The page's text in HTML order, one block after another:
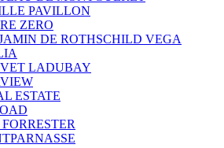
PAVILLON
ZERO
DE ROTHSCHILD VEGA
LADUBAY
ESTATE